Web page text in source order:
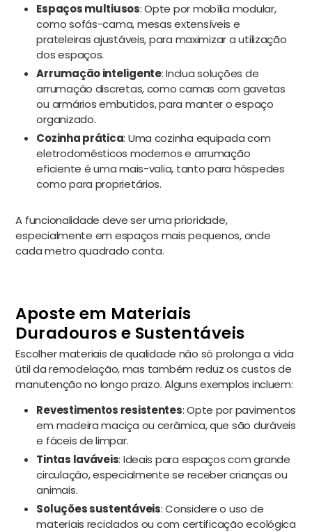
Espaços multiusos: Opte por mobília modular,
como sofás-cama, mesas extensíveis e
prateleiras ajustáveis, para maximizar a utilização
dos espaços.
Arrumação inteligente: Inclua soluções de
arrumação discretas, como camas com gavetas
ou armários embutidos, para manter o espaço
organizado.
Cozinha prática: Uma cozinha equipada com
eletrodomésticos modernos e arrumação
eficiente é uma mais-valia, tanto para hóspedes
como para proprietários.
A funcionalidade deve ser uma prioridade,
especialmente em espaços mais pequenos, onde
cada metro quadrado conta.
Aposte em Materiais
Duradouros e Sustentáveis
Escolher materiais de qualidade não só prolonga a vida
útil da remodelação, mas também reduz os custos de
manutenção no longo prazo. Alguns exemplos incluem:
Revestimentos resistentes: Opte por pavimentos
em madeira maciça ou cerâmica, que são duráveis
e fáceis de limpar.
Tintas laváveis: Ideais para espaços com grande
circulação, especialmente se receber crianças ou
animais.
Soluções sustentáveis: Considere o uso de
materiais reciclados ou com certificação ecológica